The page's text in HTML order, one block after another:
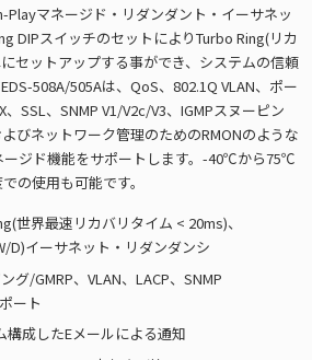
Playマネージド・リダンダント・イーサネッ
DIPスイッチのセットによりTurbo Ring(リカ
セットアップする事ができ、システムの信頼
508A/505Aは、QoS、802.1Q VLAN、ポー
、SSL、SNMP V1/V2c/V3、IGMPスヌーピン
びネットワーク管理のためのRMONのような
ージド機能をサポートします。-40℃から75℃
の使用も可能です。
世界最速リカバリタイム < 20ms)、
D)イーサネット・リダンダンシ
グ/GMRP、VLAN、LACP、SNMP
ート
成したEメールによる通知